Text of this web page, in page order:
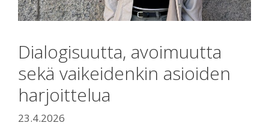
Dialogisuutta, avoimuutta
sekä vaikeidenkin asioiden
harjoittelua
23.4.2026